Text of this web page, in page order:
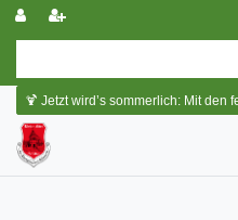
🍹 Jetzt wird’s sommerlich: Mit den feinen Sirupen von Eyguebelle